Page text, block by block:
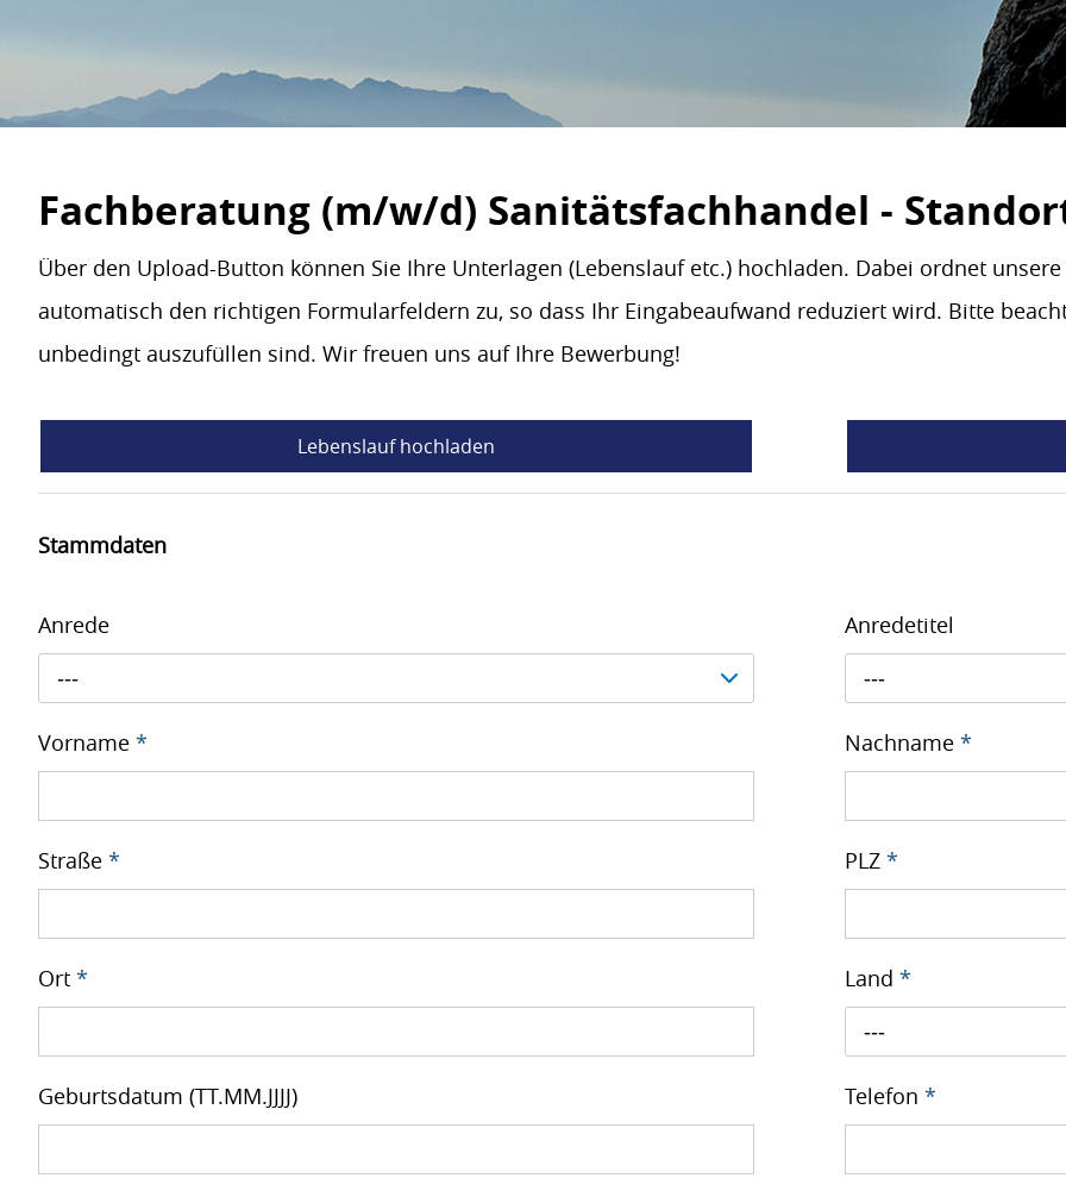
Fachberatung (m/w/d) Sanitätsfachhandel -
Über den Upload-Button können Sie Ihre Unterlagen (Lebenslauf etc.) hochladen. Dabei ordnet
automatisch den richtigen Formularfeldern zu, so dass Ihr Eingabeaufwand reduziert wird. Bitte
unbedingt auszufüllen sind. Wir freuen uns auf Ihre Bewerbung!
Lebenslauf hochladen
Stammdaten
Anrede
---
Anredetitel
---
Vorname * Nachname*
Straße * PLZ*
Ort * Land*
---
Geburtsdatum (TT.MM.JJJJ) Telefon*